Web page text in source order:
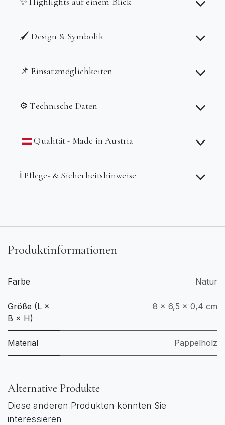
🖌️ Design & Symbolik
📌 Einsatzmöglichkeiten
⚙️ Technische Daten
Qualität - Made in Austria
ℹ️ Pflege- & Sicherheitshinweise
Produktinformationen
Farbe Natur
Größe (L ×
B × H)
8 × 6,5 × 0,4 cm
Material Pappelholz
Alternative Produkte
Diese anderen Produkten könnten Sie
interessieren